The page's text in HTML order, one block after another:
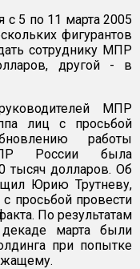
с 5 по 11 марта 2005
фигурантов
сотруднику МПР
другой - в
МПР
лиц с просьбой
работы
России была
тысяч долларов. Об
Юрию Трутневу,
просьбой провести
По результатам
марта были
при попытке